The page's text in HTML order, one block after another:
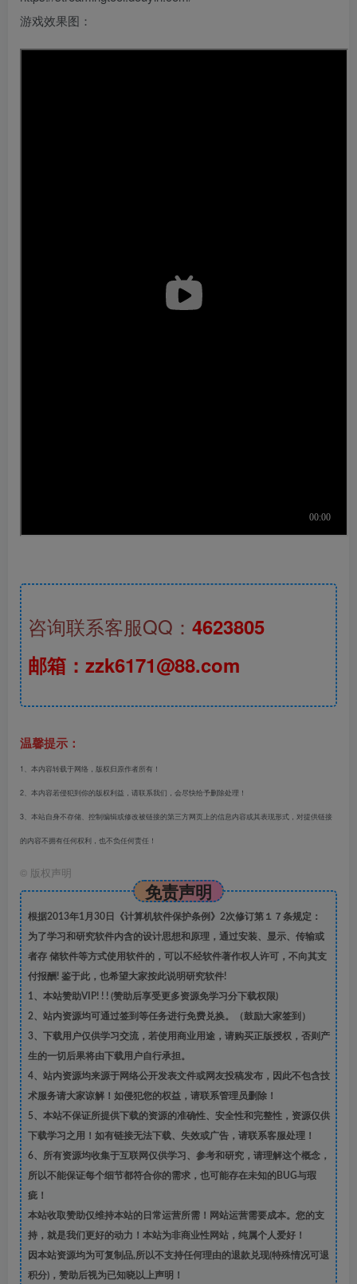
游戏效果图：
咨询联系客服QQ： 4623805
邮箱：zzk6171@88.com
温馨提示：
1、本内容转载于网络，版权归原作者所有！
2、本内容若侵犯到你的版权利益，请联系我们，会尽快给予删除处理！
3、本站自身不存储、控制编辑或修改被链接的第三方网页上的信息内容或其表现形式，对提供链接
的内容不拥有任何权利，也不负任何责任！
© 版权声明
免责声明
根据2013年1月30日《计算机软件保护条例》2次修订第１７条规定：
为了学习和研究软件内含的设计思想和原理，通过安装、显示、传输或
者存 储软件等方式使用软件的，可以不经软件著作权人许可，不向其支
付报酬! 鉴于此，也希望大家按此说明研究软件!
1、本站赞助VIP! ! ! (赞助后享受更多资源免学习分下载权限)
2、站内资源均可通过签到等任务进行免费兑换。（鼓励大家签到）
3、下载用户仅供学习交流，若使用商业用途，请购买正版授权，否则产
生的一切后果将由下载用户自行承担。
4、站内资源均来源于网络公开发表文件或网友投稿发布，因此不包含技
术服务请大家谅解！如侵犯您的权益，请联系管理员删除！
5、本站不保证所提供下载的资源的准确性、安全性和完整性，资源仅供
下载学习之用！如有链接无法下载、失效或广告，请联系客服处理！
6、所有资源均收集于互联网仅供学习、参考和研究，请理解这个概念，
所以不能保证每个细节都符合你的需求，也可能存在未知的BUG与瑕
疵！
本站收取赞助仅维持本站的日常运营所需！网站运营需要成本。您的支
持，就是我们更好的动力！本站为非商业性网站，纯属个人爱好！
因本站资源均为可复制品,所以不支持任何理由的退款兑现(特殊情况可退
积分)，赞助后视为已知晓以上声明！